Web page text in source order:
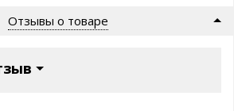
Отзывы о товаре